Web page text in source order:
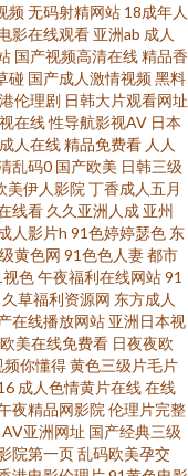
级 中文字幕剧情另类 亚洲
AV久久 玖玖热视频 另类
碰97在线免费 97婷婷色
另类在线 韩国操逼片 超
色性情网站 东京热蜜桃网
美日网站 精品日韩一 大香
福利 日韩色欧 欧美日韩成
操香蕉 97超碰视屏 尤物影
的网址 精品第一页 福利你
频无码射精网站 18成年人
影在线观看 亚洲ab 成人
国产视频高清在线精品香
碰 国产成人激情视频黑料
伦理剧 日韩大片观看网址
在线性导航影视AV 日本
人在线精品免费看 人人
乱码0 国产欧美 日韩三级
美伊人影院 丁香成人五月
线看 久久亚洲人成 亚州
人影片h 91色婷婷瑟色 东
黄色网 91色色人妻都市
色午夜福利在线网站91
久草福利资源网 东方成人
在线播放网站 亚洲日本视
欧美在线免费看 日夜夜欧
频你懂得黄色三级片毛片
成人色情黄片在线在线
夜精品网影院 伦理片完整
AV亚洲网址 国产经典三级
院第一页乱码欧美孕交